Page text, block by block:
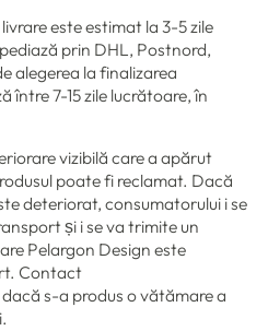
este estimat la 3-5 zile
prin DHL, Postnord,
alegerea la finalizarea
între 7-15 zile lucrătoare, în
vizibilă care a apărut
poate fi reclamat. Dacă
deteriorat, consumatorului i se
și i se va trimite un
Pelargon Design este
Contact
dacă s-a produs o vătămare a